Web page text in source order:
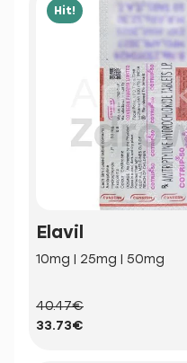
Hit!
Elavil
10mg | 25mg | 50mg
40.47€
33.73€